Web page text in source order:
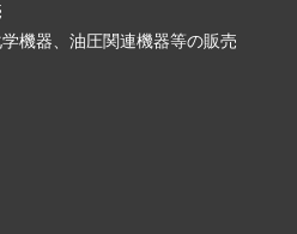
機器、油圧関連機器等の販売